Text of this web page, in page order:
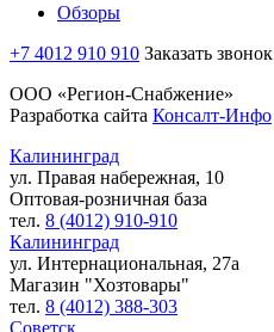
Обзоры
+7 4012 910 910 Заказать звонок
ООО «Регион-Снабжение»
Разработка сайта Консалт-Инфо
Калининград
ул. Правая набережная, 10
Оптовая-розничная база
тел. 8 (4012) 910-910
Калининград
ул. Интернациональная, 27а
Магазин "Хозтовары"
тел. 8 (4012) 388-303
Советск